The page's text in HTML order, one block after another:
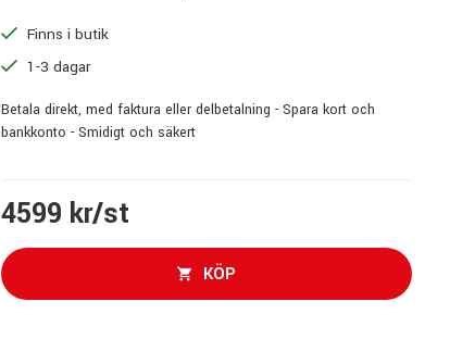
Finns i butik
1-3 dagar
Betala direkt, med faktura eller delbetalning - Spara kort och
bankkonto - Smidigt och säkert
4599 kr/st
KÖP